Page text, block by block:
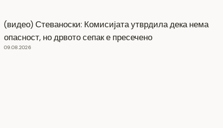
(видео) Стеваноски: Комисијата утврдила дека нема
опасност, но дрвото сепак е пресечено
09.08.2026